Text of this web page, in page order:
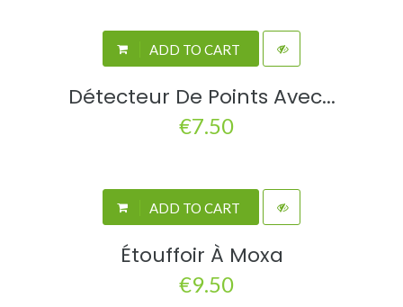
ADD TO CART
Détecteur De Points Avec...
€7.50
ADD TO CART
Étouffoir À Moxa
€9.50